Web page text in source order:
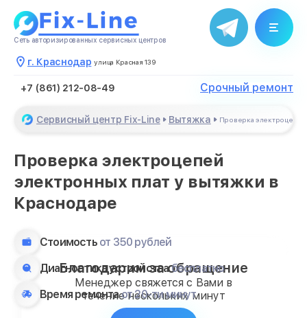
Сеть авторизированных сервисных центров
г. Краснодар улица Красная 139
+7 (861) 212-08-49 Срочный ремонт
Сервисный центр Fix-Line Вытяжка Проверка электроцепей
Проверка электроцепей
электронных плат у вытяжки в
Краснодаре
Стоимость от 350 рублей
Диагностика устройствабесплатно
Время ремонтаот 20-ти минут
Благодарим за обращение
Менеджер свяжется с Вами в
течение нескольких минут